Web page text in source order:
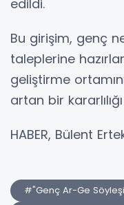
edildi.
Bu girişim, genç
taleplerine
geliştirme
artan bir
HABER, Bülent
#"Genç Ar-Ge